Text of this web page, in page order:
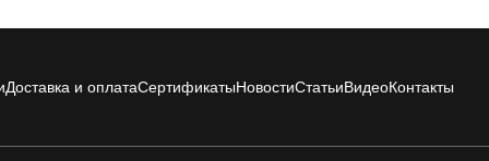
Доставка и оплатаСертификатыНовостиСтатьиВидеоКонтакты